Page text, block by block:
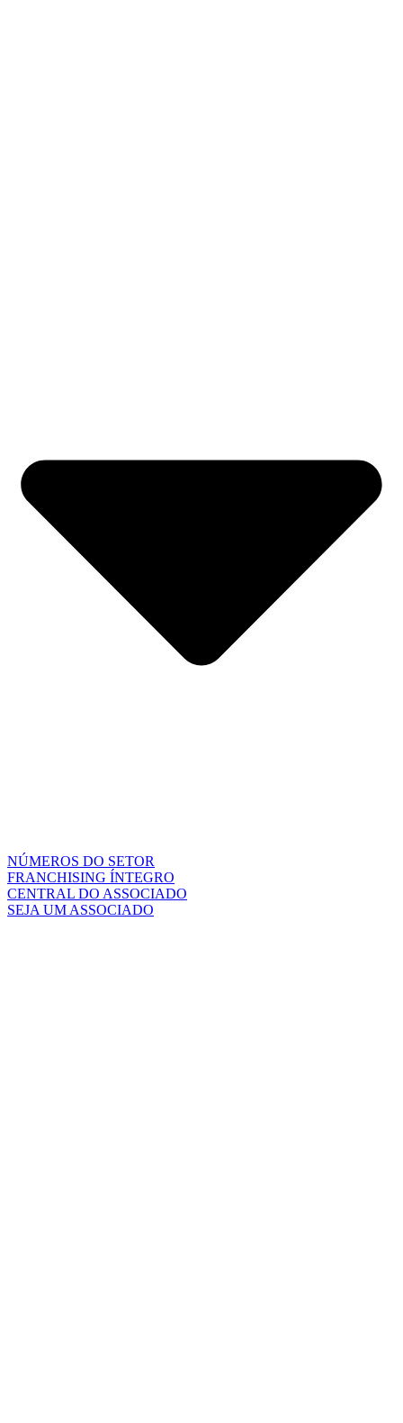
NÚMEROS DO SETOR
FRANCHISING ÍNTEGRO
CENTRAL DO ASSOCIADO
SEJA UM ASSOCIADO